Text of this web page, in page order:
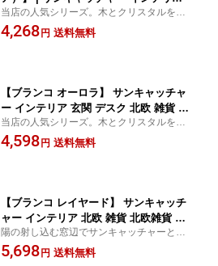
北欧 雑貨 北欧雑貨 開運 風水 スタンド
置物 木製 小物 玄関 デスク クリスタル
当店の人気シリーズ。木とクリスタルを組
み合わせた置き型のサンキャッチャーで
す。木の温もりとクリスタルの輝きが、お
4,268 円 送料無料
【ブランコ オーロラ】 サンキャッチャ
ー インテリア 玄関 デスク 北欧 雑貨 北
欧雑貨 スタンド 置物 小物 木製 開運 風
水 クリスタルガラス プレシオサ クリス
当店の人気シリーズ。木とクリスタルを組
み合わせた置き型のサンキャッチャーで
す。木の温もりとクリスタルの輝きが、お
4,598 円 送料無料
【ブランコ レイヤード】 サンキャッチ
ャー インテリア 北欧 雑貨 北欧雑貨 木
製 開運 風水 スタンド 置物 玄関 デスク
小物 クリスタルガラス プレシオサ クリ
陽の射し込む窓辺でサンキャッチャーとし
て、玄関先やデスク周りに飾ってクリスタ
ルの煌きをお楽しみください。 通販 人気
5,698 円 送料無料